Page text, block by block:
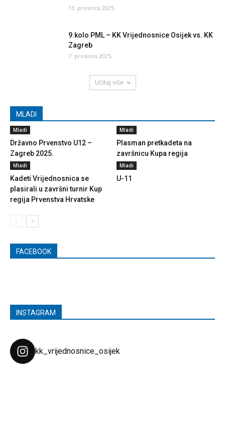
13. prosinca 2025.
9.kolo PML – KK Vrijednosnice Osijek vs. KK
Zagreb
7. prosinca 2025.
Učitaj više
MLADI
Mladi
Državno Prvenstvo U12 –
Zagreb 2025.
Mladi
Plasman pretkadeta na
završnicu Kupa regija
Mladi
Kadeti Vrijednosnica se
plasirali u završni turnir Kup
regija Prvenstva Hrvatske
Mladi
U-11
FACEBOOK
INSTAGRAM
kk_vrijednosnice_osijek